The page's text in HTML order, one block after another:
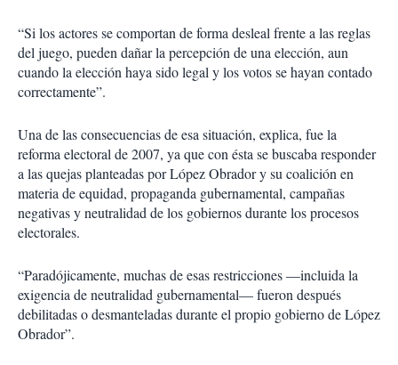
“Si los actores se comportan de forma desleal frente a las reglas
del juego, pueden dañar la percepción de una elección, aun
cuando la elección haya sido legal y los votos se hayan contado
correctamente”.
Una de las consecuencias de esa situación, explica, fue la
reforma electoral de 2007, ya que con ésta se buscaba responder
a las quejas planteadas por López Obrador y su coalición en
materia de equidad, propaganda gubernamental, campañas
negativas y neutralidad de los gobiernos durante los procesos
electorales.
“Paradójicamente, muchas de esas restricciones —incluida la
exigencia de neutralidad gubernamental— fueron después
debilitadas o desmanteladas durante el propio gobierno de López
Obrador”.